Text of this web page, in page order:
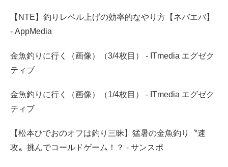
【NTE】釣りレベル上げの効率的なやり方【ネバエバ】
- AppMedia
金魚釣りに行く（画像）（3/4枚目） - ITmedia エグゼク
ティブ
金魚釣りに行く（画像）（1/4枚目） - ITmedia エグゼク
ティブ
【松本ひでおのオフは釣り三昧】猛暑の金魚釣り〝速
攻〟挑んでコールドゲーム！？ - サンスポ